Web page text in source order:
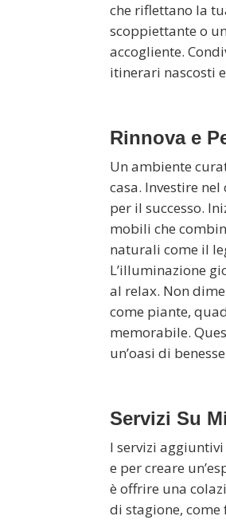
che riflettano la
scoppiettante o
accogliente.
itinerari nascosti
Rinnova e
Un ambiente
casa. Investire
per il successo.
mobili che
naturali come il
L’illuminazione
al relax. Non
come piante,
memorabile.
un’oasi di
Servizi Su
I servizi
e per creare
è offrire una
di stagione,